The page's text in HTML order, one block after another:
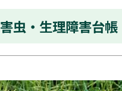
虫・生理障害台帳